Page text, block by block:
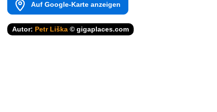
Auf Google-Karte anzeigen
Autor: Petr Liška © gigaplaces.com